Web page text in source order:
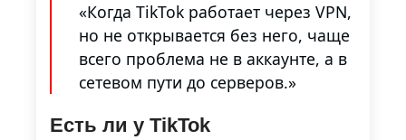
«Когда TikTok работает через VPN,
но не открывается без него, чаще
всего проблема не в аккаунте, а в
сетевом пути до серверов.»
Есть ли у TikTok